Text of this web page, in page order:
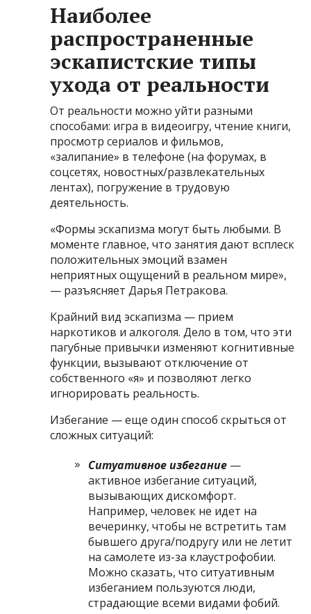
Наиболее
распространенные
эскапистские типы
ухода от реальности
От реальности можно уйти разными
способами: игра в видеоигру, чтение книги,
просмотр сериалов и фильмов,
«залипание» в телефоне (на форумах, в
соцсетях, новостных/развлекательных
лентах), погружение в трудовую
деятельность.
«Формы эскапизма могут быть любыми. В
моменте главное, что занятия дают всплеск
положительных эмоций взамен
неприятных ощущений в реальном мире»,
— разъясняет Дарья Петракова.
Крайний вид эскапизма — прием
наркотиков и алкоголя. Дело в том, что эти
пагубные привычки изменяют когнитивные
функции, вызывают отключение от
собственного «я» и позволяют легко
игнорировать реальность.
Избегание — еще один способ скрыться от
сложных ситуаций:
Ситуативное избегание —
активное избегание ситуаций,
вызывающих дискомфорт.
Например, человек не идет на
вечеринку, чтобы не встретить там
бывшего друга/подругу или не летит
на самолете из-за клаустрофобии.
Можно сказать, что ситуативным
избеганием пользуются люди,
страдающие всеми видами фобий.